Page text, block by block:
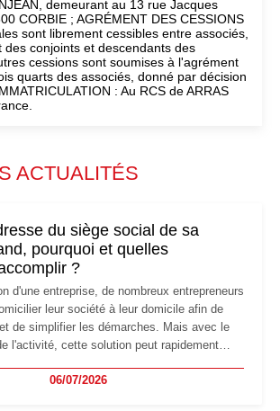
demeurant au 13 rue Jacques
CORBIE ; AGRÉMENT DES CESSIONS
sont librement cessibles entre associés,
des conjoints et descendants des
cessions sont soumises à l'agrément
quarts des associés, donné par décision
: Au RCS de ARRAS
ACTUALITÉS
du siège social de sa
pourquoi et quelles
?
d'une entreprise, de nombreux entrepreneurs
leur société à leur domicile afin de
de simplifier les démarches. Mais avec le
l'activité, cette solution peut rapidement
image de marque… Le
06/07/2026